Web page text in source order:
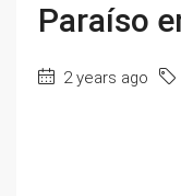
Paraíso
2 years ago